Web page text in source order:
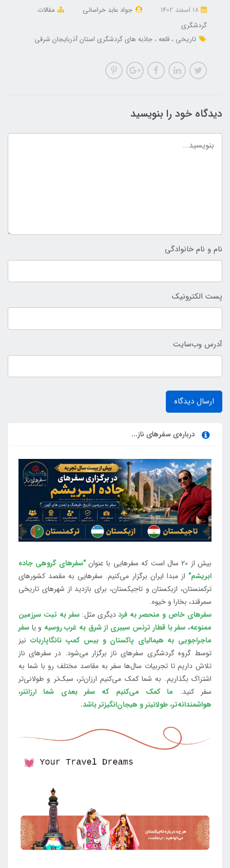
جواد عابد خراسانی
مقالات
گردشگری
تاریخی
قلعه جاذبه های گردشگری استان آذربایجان شرقی
دیدگاه خود را بنویسید
نام و نام خانوادگی
پست الکترونیک
آدرس وب‌سایت
ارسال دیدگاه
درباره‌ی سفرهای ناز...
بیش از 20 سال است که سفرهایی با عنوان
"سفرهای گروهی جاده
ابریشم" از مبدا ایران برگزار می‌کنیم. سفرهایی به مقصد کشورهای
ترکمنستان، ازبکستان و تاجیکستان، برای بازدید از شهرهای تاریخی
سمرقند، بخارا و خیوه.
سفرهای خاص و منحصر به فرددیگری مثل:سفر به تبت سرزمین
ممنوعه، سفر با قطار ترنس سیبری از شرق به غرب روسیه و یا سفر
ماجراجویی به هیمالیای پاکستان و بیس کمپ نانگاپاربات نیز
توسط گروه گردشگری سفرهای ناز برگزار می‌شود. در سفرهای ناز
تلاش داریم تا تجربیات سال‌ها سفر به مقاصد مختلف رو با شما به
اشتراک بگذاریم. به شما کمک می‌کنیم ارزان‌تر، سبک‌تر و طولانی‌تر
سفر کنید. ما کمک می‌کنیم که سفر بعدی شما ارزانتر،
هواشمندانه‌تر، طولانی‎تر و هیجان‌انگیزتر باشد.